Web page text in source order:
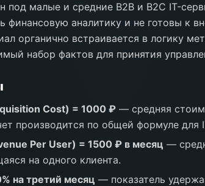
под малые и средние B2B и B2C IT-
финансовую аналитику и не готовы к
органично встраивается в логику
набор фактов для принятия
Cost) = 1000 ₽ — средняя
производится по общей формуле для
Per User) = 1500 ₽ в месяц —
на одного клиента.
на третий месяц — показатель